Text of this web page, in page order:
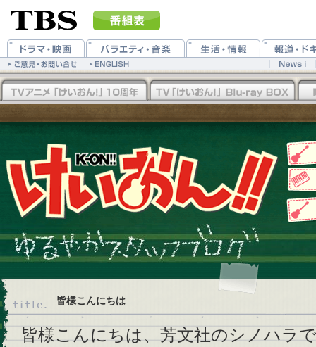
皆様こんにちは
皆様こんにちは、芳文社のシノハラ